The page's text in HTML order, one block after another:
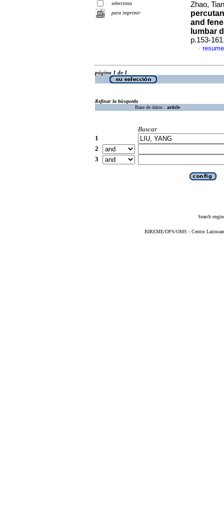
selecciona
para imprimir
Zhao,
and
lumbar
p.153-
·
página 1 de 1
Refinar la búsqueda
Base de datos : article
Buscar
1
2
3
Search
BIREME/OPS/OMS - Centro